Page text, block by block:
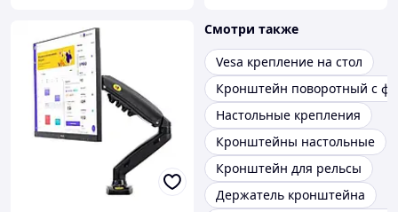
Смотри также
Vesa крепление на стол
Кронштейн поворотный с
Настольные крепления
Кронштейны настольные
Кронштейн для рельсы
Держатель кронштейна